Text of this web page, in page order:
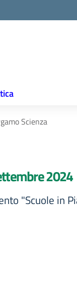
Scienza
2024
"Scuole in